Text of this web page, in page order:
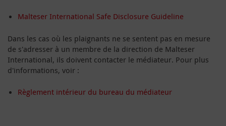
Malteser International Safe Disclosure Guideline
Dans les cas où les plaignants ne se sentent pas en mesure
de s'adresser à un membre de la direction de Malteser
International, ils doivent contacter le médiateur. Pour plus
d'informations, voir :
Règlement intérieur du bureau du médiateur